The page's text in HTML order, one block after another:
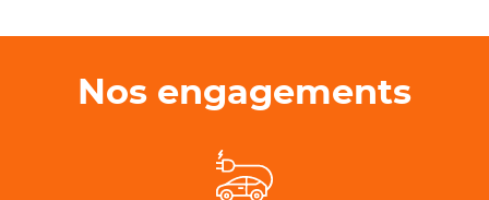
Nos engagements